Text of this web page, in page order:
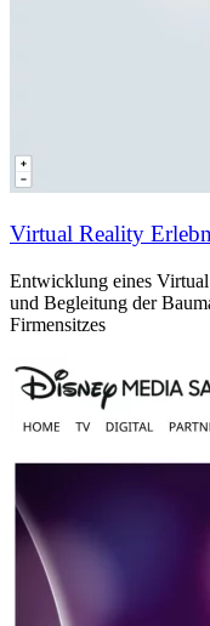
Virtual Reality
Entwicklung eines
und Begleitung der
Firmensitzes